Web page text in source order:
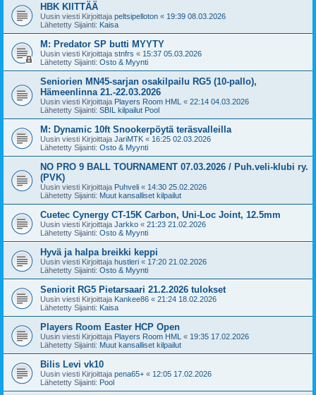
HBK KIITTÄÄ
Uusin viesti Kirjoittaja peltsipelloton « 19:39 08.03.2026
Lähetetty Sijainti: Kaisa
M: Predator SP butti MYYTY
Uusin viesti Kirjoittaja stnfrs « 15:37 05.03.2026
Lähetetty Sijainti: Osto & Myynti
Seniorien MN45-sarjan osakilpailu RG5 (10-pallo),
Hämeenlinna 21.-22.03.2026
Uusin viesti Kirjoittaja Players Room HML « 22:14 04.03.2026
Lähetetty Sijainti: SBIL kilpailut Pool
M: Dynamic 10ft Snookerpöytä teräsvalleilla
Uusin viesti Kirjoittaja JariMTK « 16:25 02.03.2026
Lähetetty Sijainti: Osto & Myynti
NO PRO 9 BALL TOURNAMENT 07.03.2026 / Puh.veli-klubi ry.
(PVK)
Uusin viesti Kirjoittaja Puhveli « 14:30 25.02.2026
Lähetetty Sijainti: Muut kansalliset kilpailut
Cuetec Cynergy CT-15K Carbon, Uni-Loc Joint, 12.5mm
Uusin viesti Kirjoittaja Jarkko « 21:23 21.02.2026
Lähetetty Sijainti: Osto & Myynti
Hyvä ja halpa breikki keppi
Uusin viesti Kirjoittaja hustleri « 17:20 21.02.2026
Lähetetty Sijainti: Osto & Myynti
Seniorit RG5 Pietarsaari 21.2.2026 tulokset
Uusin viesti Kirjoittaja Kankee86 « 21:24 18.02.2026
Lähetetty Sijainti: Kaisa
Players Room Easter HCP Open
Uusin viesti Kirjoittaja Players Room HML « 19:35 17.02.2026
Lähetetty Sijainti: Muut kansalliset kilpailut
Bilis Levi vk10
Uusin viesti Kirjoittaja pena65+ « 12:05 17.02.2026
Lähetetty Sijainti: Pool